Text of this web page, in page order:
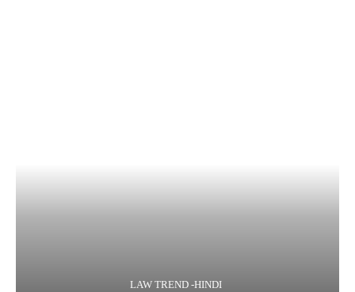
LAW TREND -HINDI